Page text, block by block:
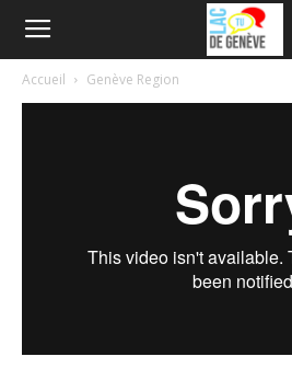
Accueil Genève Region